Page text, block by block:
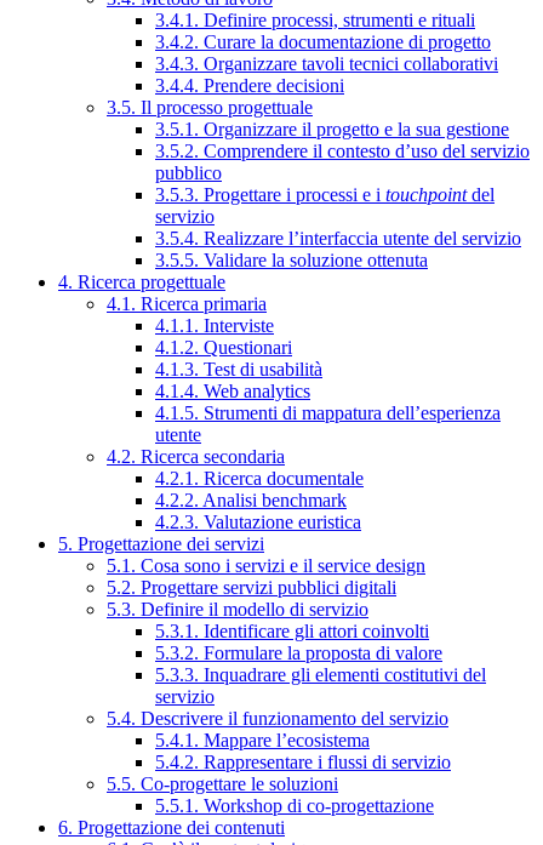
3.4.1. Definire processi, strumenti e rituali
3.4.2. Curare la documentazione di progetto
3.4.3. Organizzare tavoli tecnici collaborativi
3.4.4. Prendere decisioni
3.5. Il processo progettuale
3.5.1. Organizzare il progetto e la sua gestione
3.5.2. Comprendere il contesto d’uso del servizio
pubblico
3.5.3. Progettare i processi e i touchpointdel
servizio
3.5.4. Realizzare l’interfaccia utente del servizio
3.5.5. Validare la soluzione ottenuta
4. Ricerca progettuale
4.1. Ricerca primaria
4.1.1. Interviste
4.1.2. Questionari
4.1.3. Test di usabilità
4.1.4. Web analytics
4.1.5. Strumenti di mappatura dell’esperienza
utente
4.2. Ricerca secondaria
4.2.1. Ricerca documentale
4.2.2. Analisi benchmark
4.2.3. Valutazione euristica
5. Progettazione dei servizi
5.1. Cosa sono i servizi e il service design
5.2. Progettare servizi pubblici digitali
5.3. Definire il modello di servizio
5.3.1. Identificare gli attori coinvolti
5.3.2. Formulare la proposta di valore
5.3.3. Inquadrare gli elementi costitutivi del
servizio
5.4. Descrivere il funzionamento del servizio
5.4.1. Mappare l’ecosistema
5.4.2. Rappresentare i flussi di servizio
5.5. Co-progettare le soluzioni
5.5.1. Workshop di co-progettazione
6. Progettazione dei contenuti